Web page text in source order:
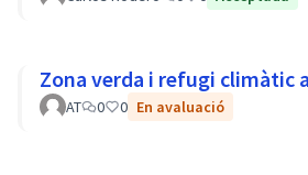
Zona verda i refugi climàtic
AT 0 0 En avaluació